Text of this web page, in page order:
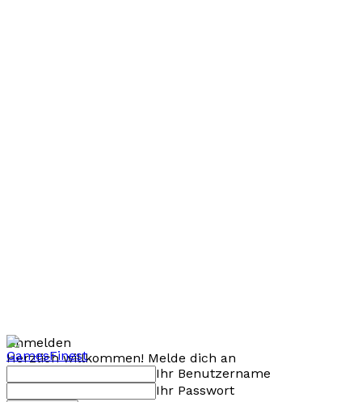
Anmelden
Herzlich willkommen! Melde dich an
Ihr Benutzername
Ihr Passwort